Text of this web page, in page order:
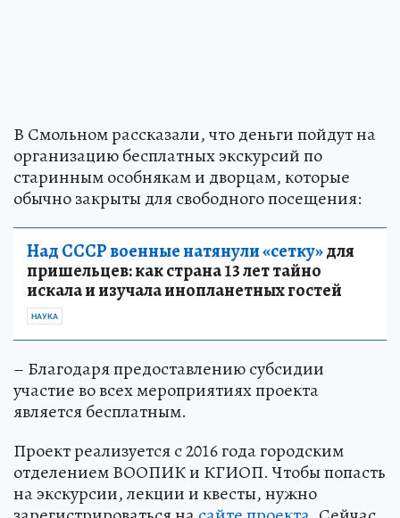
В Смольном рассказали, что деньги пойдут на
организацию бесплатных экскурсий по
старинным особнякам и дворцам, которые
обычно закрыты для свободного посещения:
Над СССР военные натянули «сетку»для
пришельцев: как страна 13 лет тайно
искала и изучала инопланетных гостей
НАУКА
– Благодаря предоставлению субсидии
участие во всех мероприятиях проекта
является бесплатным.
Проект реализуется с 2016 года городским
отделением ВООПИК и КГИОП. Чтобы попасть
на экскурсии, лекции и квесты, нужно